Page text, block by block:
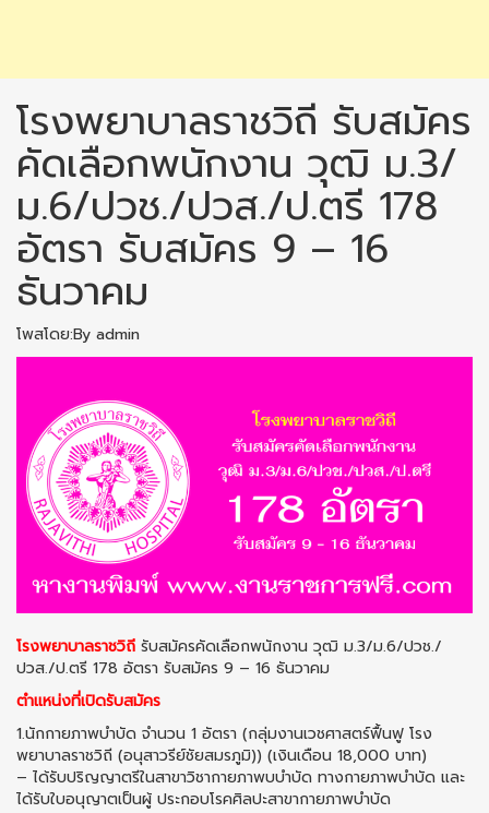
โรงพยาบาลราชวิถี รับสมัคร
คัดเลือกพนักงาน วุฒิ ม.3/
ม.6/ปวช./ปวส./ป.ตรี 178
อัตรา รับสมัคร 9 – 16
ธันวาคม
โพสโดย:By admin
โรงพยาบาลราชวิถี รับสมัครคัดเลือกพนักงาน วุฒิ ม.3/ม.6/ปวช./
ปวส./ป.ตรี 178 อัตรา รับสมัคร 9 – 16 ธันวาคม
ตำแหน่งที่เปิดรับสมัคร
1.นักกายภาพบำบัด จํานวน 1 อัตรา (กลุ่มงานเวชศาสตร์ฟื้นฟู โรง
พยาบาลราชวิถี (อนุสาวรีย์ชัยสมรภูมิ)) (เงินเดือน 18,000 บาท)
– ได้รับปริญญาตรีในสาขาวิชากายภาพบบำบัด ทางกายภาพบำบัด และ
ได้รับใบอนุญาตเป็นผู้ ประกอบโรคศิลปะสาขากายภาพบำบัด